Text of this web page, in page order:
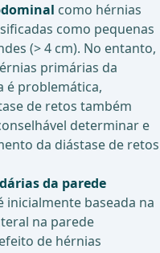
como hérnias
como pequenas
(> 4 cm). No entanto,
primárias da
é problemática,
de retos também
determinar e
da diástase de retos
da parede
inicialmente baseada na
na parede
de hérnias